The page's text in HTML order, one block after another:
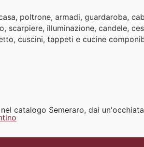
poltrone, armadi, guardaroba,
scarpiere, illuminazione, candele,
cuscini, tappeti e cucine
catalogo Semeraro, dai